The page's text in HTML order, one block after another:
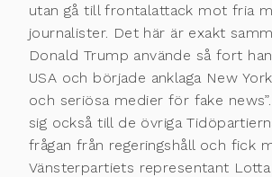
utan gå till frontalattack mot fria
journalister. Det här är exakt
Donald Trump använde så fort
USA och började anklaga New
och seriösa medier för fake
sig också till de övriga
frågan från regeringshåll och fick
Vänsterpartiets representant